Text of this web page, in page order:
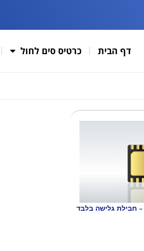
דף הבית כרטיס סים לחול
– חבילת גלישה בלבד